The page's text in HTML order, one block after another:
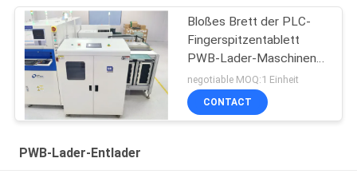
Bloßes Brett der PLC-
Fingerspitzentablett
PWB-Lader-Maschinen-
400pcs, das VL-460 lädt
negotiable MOQ:1 Einheit
CONTACT
PWB-Lader-Entlader